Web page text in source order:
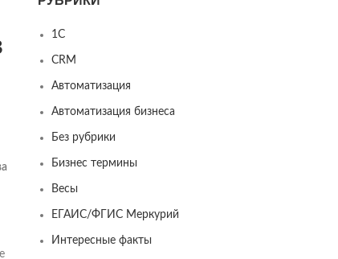
1С
CRM
Автоматизация
Автоматизация бизнеса
Без рубрики
Бизнес термины
Весы
ЕГАИС/ФГИС Меркурий
Интересные факты